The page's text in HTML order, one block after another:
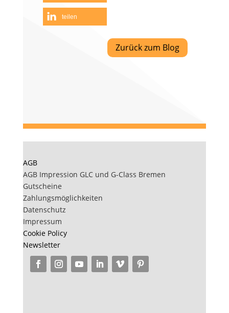
teilen
Zurück zum Blog
AGB
AGB Impression GLC und G-Class Bremen
Gutscheine
Zahlungsmöglichkeiten
Datenschutz
Impressum
Cookie Policy
Newsletter